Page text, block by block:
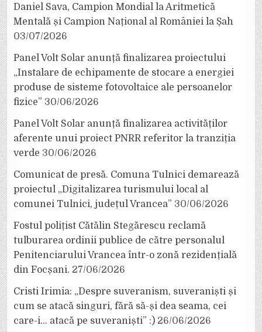
Daniel Sava, Campion Mondial la Aritmetică
Mentală și Campion Național al României la Șah
03/07/2026
Panel Volt Solar anunță finalizarea proiectului
„Instalare de echipamente de stocare a energiei
produse de sisteme fotovoltaice ale persoanelor
fizice” 30/06/2026
Panel Volt Solar anunță finalizarea activităților
aferente unui proiect PNRR referitor la tranziția
verde 30/06/2026
Comunicat de presă. Comuna Tulnici demarează
proiectul „Digitalizarea turismului local al
comunei Tulnici, județul Vrancea” 30/06/2026
Fostul polițist Cătălin Stegărescu reclamă
tulburarea ordinii publice de către personalul
Penitenciarului Vrancea într-o zonă rezidențială
din Focșani. 27/06/2026
Cristi Irimia: „Despre suveranism, suveraniști și
cum se atacă singuri, fără să-și dea seama, cei
care-i… atacă pe suveraniști” :) 26/06/2026